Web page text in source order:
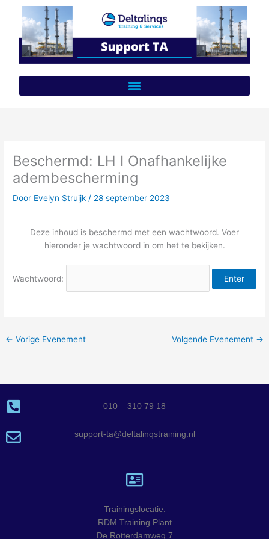
inhoud
Beschermd: LH I Onafhankelijke
adembescherming
Door Evelyn Struijk / 28 september 2023
Deze inhoud is beschermd met een wachtwoord. Voer
hieronder je wachtwoord in om het te bekijken.
Wachtwoord:
← Vorige Evenement Volgende Evenement →
010 – 310 79 18
support-ta@deltalinqstraining.nl
Trainingslocatie:
RDM Training Plant
De Rotterdamweg 7